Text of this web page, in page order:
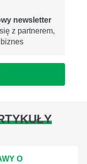
newsletter
z partnerem,
O